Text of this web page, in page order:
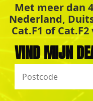
Met meer dan
Nederland,
Cat.F1 of
VIND MIJN